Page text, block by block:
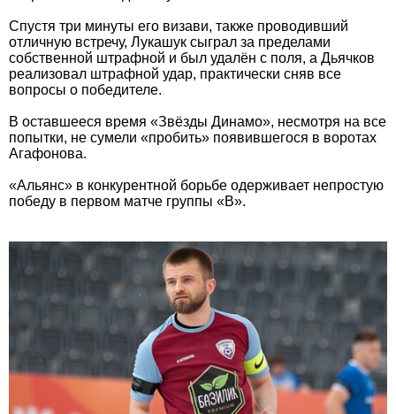
Спустя три минуты его визави, также проводивший
отличную встречу, Лукашук сыграл за пределами
собственной штрафной и был удалён с поля, а Дьячков
реализовал штрафной удар, практически сняв все
вопросы о победителе.
В оставшееся время «Звёзды Динамо», несмотря на все
попытки, не сумели «пробить» появившегося в воротах
Агафонова.
«Альянс» в конкурентной борьбе одерживает непростую
победу в первом матче группы «В».